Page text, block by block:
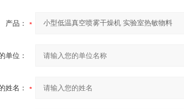
产品：
单位：
姓名：